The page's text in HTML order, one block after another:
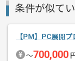
条件が似て
【PM】PC展開
〜700,000